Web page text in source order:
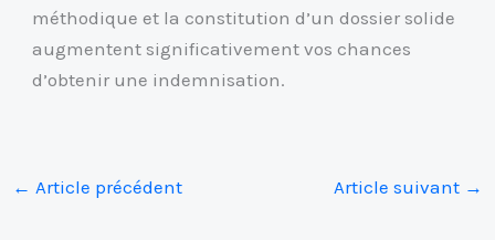
méthodique et la constitution d’un dossier solide
augmentent significativement vos chances
d’obtenir une indemnisation.
← Article précédent Article suivant →